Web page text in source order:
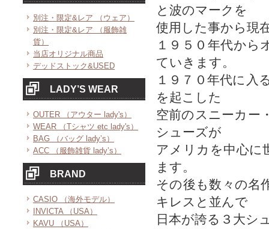
別注・限定&レア （ウェア）
別注・限定&レア （服飾雑
貨）
当店オリジナル商品
デッドストック&USED
LADY’S WEAR
OUTER （アウター lady's）
WEAR （Tシャツ etc lady's）
BAG （バッグ lady’s）
ACC （服飾雑貨 lady’s）
BRAND
CASIO （海外モデル）
INVICTA （USA）
KAVU （USA）
と波のマークを
使用した事から現
１９５０年代から
ていきます。
１９７０年代に入
を起こした
空前のスニーカー
シューズが
アメリカを中心に
ます。
その後も数々の名
キレスと並んで
日本が誇る３大シ